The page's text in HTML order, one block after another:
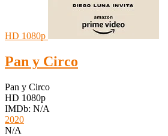
HD 1080p
Pan y Circo
Pan y Circo
HD 1080p
IMDb: N/A
2020
N/A